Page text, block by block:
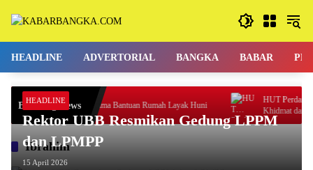
HEADLINE ADVERTORIAL BANGKA BABAR
Breaking News
Tiga Keluarga Terima Bantuan Rumah Layak Huni
HUT Perdana
Khidmat dan
Ibrahim
HEADLINE
Rektor UBB Resmikan Gedung LPPM
dan LPMPP
15 April 2026